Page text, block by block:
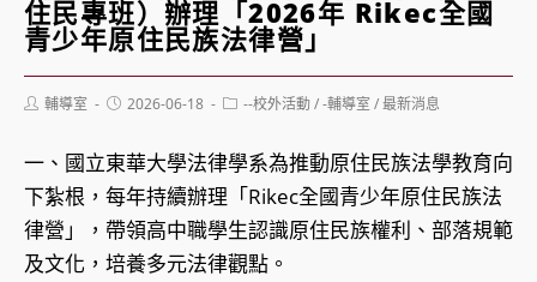
住民專班）辦理「2026年 Rikec全國
青少年原住民族法律營」
Post輔導室
Post2026-06-18
Post--校外活動/-輔導室 /最新消息
一、國立東華大學法律學系為推動原住民族法學教育向
下紮根，每年持續辦理「Rikec全國青少年原住民族法
律營」，帶領高中職學生認識原住民族權利、部落規範
及文化，培養多元法律觀點。